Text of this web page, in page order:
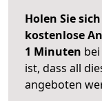
Holen Sie
kostenlose
1 Minuten
ist, dass all
angeboten